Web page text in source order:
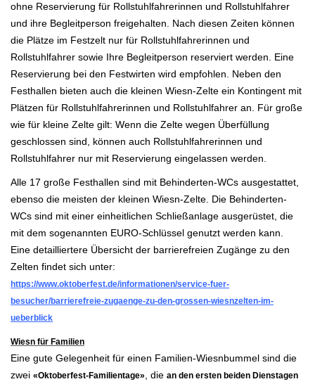
ohne Reservierung für Rollstuhlfahrerinnen und Rollstuhlfahrer
und ihre Begleitperson freigehalten. Nach diesen Zeiten können
die Plätze im Festzelt nur für Rollstuhlfahrerinnen und
Rollstuhlfahrer sowie Ihre Begleitperson reserviert werden. Eine
Reservierung bei den Festwirten wird empfohlen. Neben den
Festhallen bieten auch die kleinen Wiesn-Zelte ein Kontingent mit
Plätzen für Rollstuhlfahrerinnen und Rollstuhlfahrer an. Für große
wie für kleine Zelte gilt: Wenn die Zelte wegen Überfüllung
geschlossen sind, können auch Rollstuhlfahrerinnen und
Rollstuhlfahrer nur mit Reservierung eingelassen werden.
Alle 17 große Festhallen sind mit Behinderten-WCs ausgestattet,
ebenso die meisten der kleinen Wiesn-Zelte. Die Behinderten-
WCs sind mit einer einheitlichen Schließanlage ausgerüstet, die
mit dem sogenannten EURO-Schlüssel genutzt werden kann.
Eine detailliertere Übersicht der barrierefreien Zugänge zu den
Zelten findet sich unter:
https://www.oktoberfest.de/informationen/service-fuer-
besucher/barrierefreie-zugaenge-zu-den-grossen-wiesnzelten-im-
ueberblick
Wiesn für Familien
Eine gute Gelegenheit für einen Familien-Wiesnbummel sind die
zwei «Oktoberfest-Familientage», die an den ersten beiden Dienstagen